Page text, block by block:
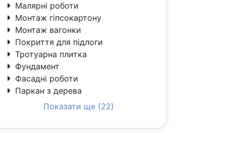
Малярні роботи
Монтаж гіпсокартону
Монтаж вагонки
Покриття для підлоги
Тротуарна плитка
Фундамент
Фасадні роботи
Паркан з дерева
Показати ще (22)